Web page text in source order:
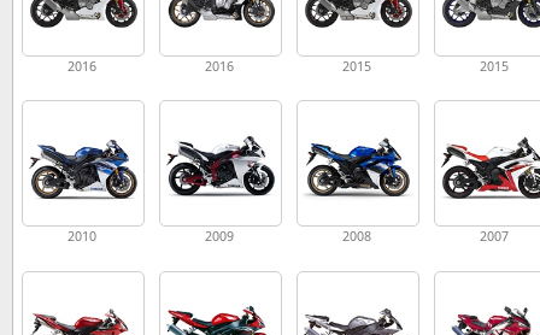
2016 2016 2015 2015
2010 2009 2008 2007